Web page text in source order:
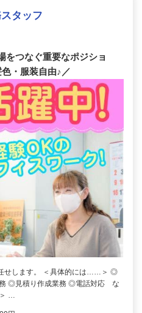
タッフ
をつなぐ重要なポジショ
・服装自由♪／
せします。 ＜具体的には……＞ ◎
◎見積り作成業務 ◎電話対応 な
…